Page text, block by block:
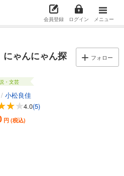
会員登録 ログイン メニュー
ゃんにゃん探
フォロー
・文芸
/ 小松良佳
4.0(5)
円 (税込)